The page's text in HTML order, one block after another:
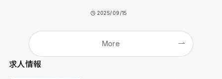
2025/09/15
More
求人情報